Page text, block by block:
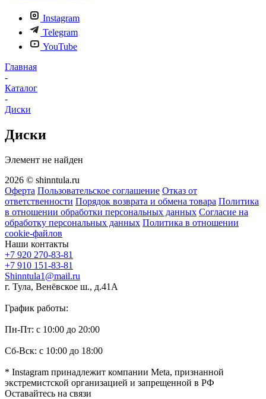
Instagram
Telegram
YouTube
Главная
-
Каталог
-
Диски
Диски
Элемент не найден
2026 © shinntula.ru
Оферта Пользовательское соглашение Отказ от
ответственности Порядок возврата и обмена товара Политика
в отношении обработки персональных данных Согласие на
обработку персональных данных Политика в отношении
cookie-файлов
Наши контакты
+7 920 270-83-81
+7 910 151-83-81
Shinntula1@mail.ru
г. Тула, Венёвское ш., д.41А
График работы:
Пн-Пт: с 10:00 до 20:00
Сб-Вск: с 10:00 до 18:00
* Instagram принадлежит компании Meta, признанной
экстремистской организацией и запрещенной в РФ
Оставайтесь на связи